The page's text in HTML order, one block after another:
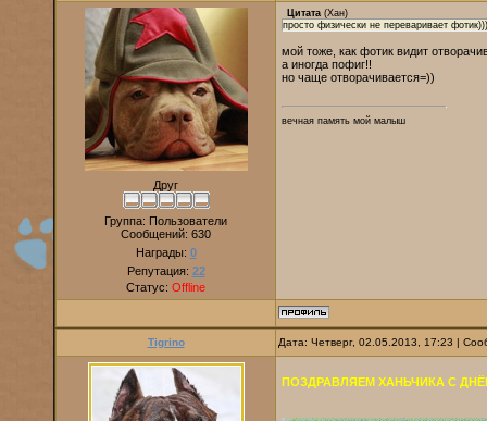
Друг
Группа: Пользователи
Сообщений: 630
Награды: 0
Репутация: 22
Статус: Offline
Цитата (Хан)
просто физически не переваривает
мой тоже, как фотик видит
а иногда пофиг!!
но чаще отворачивается=))
вечная память мой малыш
Tigrino Дата: Четверг, 02.05.2013, 17:23 |
ПОЗДРАВЛЯЕМ ХАНЬЧИКА С